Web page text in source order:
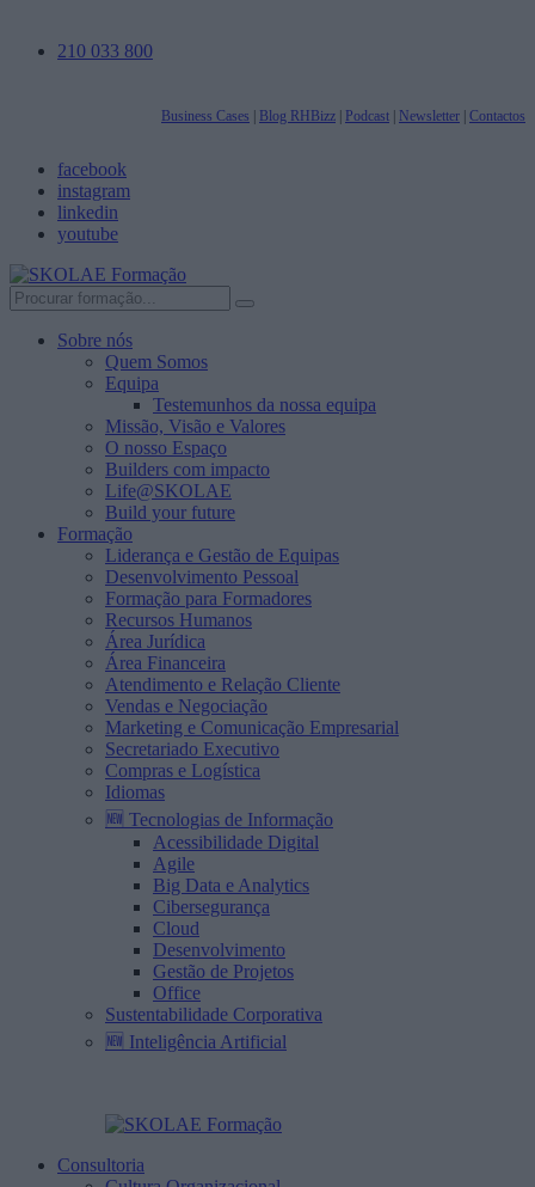
210 033 800
Business Cases Blog RHBizz Podcast Newsletter Contactos
facebook
instagram
linkedin
youtube
Sobre nós
Quem Somos
Equipa
Testemunhos da nossa equipa
Missão, Visão e Valores
O nosso Espaço
Builders com impacto
Life@SKOLAE
Build your future
Formação
Liderança e Gestão de Equipas
Desenvolvimento Pessoal
Formação para Formadores
Recursos Humanos
Área Jurídica
Área Financeira
Atendimento e Relação Cliente
Vendas e Negociação
Marketing e Comunicação Empresarial
Secretariado Executivo
Compras e Logística
Idiomas
🆕 Tecnologias de Informação
Acessibilidade Digital
Agile
Big Data e Analytics
Cibersegurança
Cloud
Desenvolvimento
Gestão de Projetos
Office
Sustentabilidade Corporativa
🆕 Inteligência Artificial
Consultoria